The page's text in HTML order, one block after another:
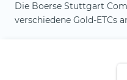
Die Boerse Stuttgart
verschiedene Gold-ETCs